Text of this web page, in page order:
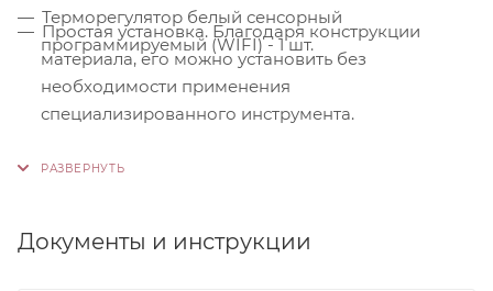
Терморегулятор белый сенсорный
программируемый (WIFI) - 1 шт.
Простая установка. Благодаря конструкции
материала, его можно установить без
необходимости применения
специализированного инструмента.
используются только высококачественные
9001:2015. Это обеспечивает надежность и
Документы и инструкции